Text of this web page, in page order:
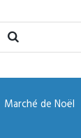
Marché de Noël